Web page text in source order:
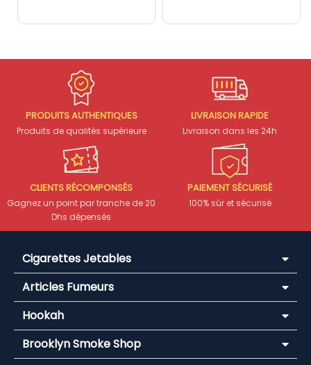
PRODUITS AUTHENTIQUES
Produits de qualités supérieure
LIVRAISON RAPIDE
Livraison dans les 24h
CLIENTS RÉCOMPONSÉS
Gagnez un point par tranche de 20
Dhs dépensés
PAIEMENT SÉCURISÉ
100% sûr et sécurisé
Cigarettes Jetables
Articles Fumeurs
Hookah
Brooklyn Smoke Shop